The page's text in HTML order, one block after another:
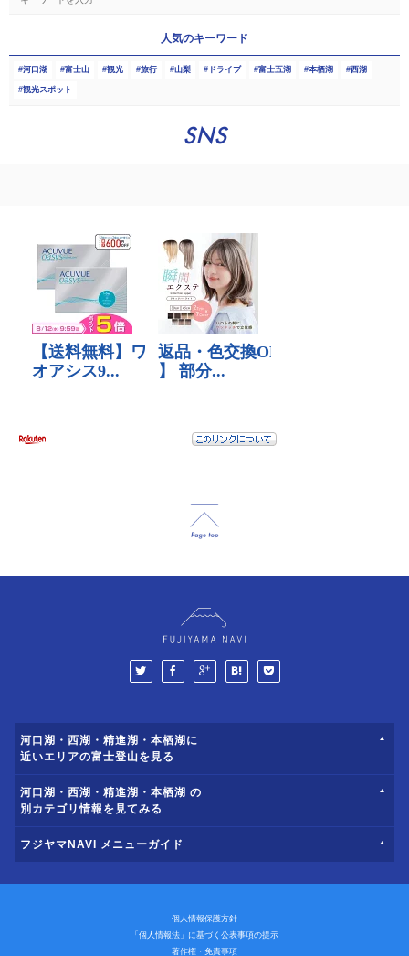
人気のキーワード
河口湖 富士山 観光 旅行 山梨 ドライブ 富士五湖 本栖湖 西湖
観光スポット
SNS
河口湖・西湖・精進湖・本栖湖に
近いエリアの富士登山を見る
河口湖・西湖・精進湖・本栖湖 の
別カテゴリ情報を見てみる
フジヤマNAVI メニューガイド
個人情報保護方針
「個人情報法」に基づく公表事項の提示
著作権・免責事項